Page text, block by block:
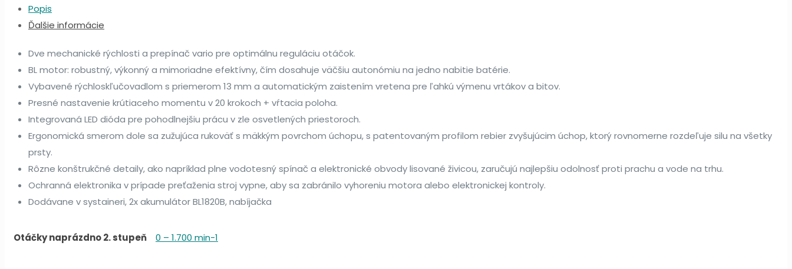
Popis
Ďalšie informácie
Dve mechanické rýchlosti a prepínač vario pre optimálnu reguláciu otáčok.
BL motor: robustný, výkonný a mimoriadne efektívny, čím dosahuje väčšiu autonómiu na jedno nabitie batérie.
Vybavené rýchloskľučovadlom s priemerom 13 mm a automatickým zaistením vretena pre ľahkú výmenu vrtákov a bitov.
Presné nastavenie krútiaceho momentu v 20 krokoch + vŕtacia poloha.
Integrovaná LED dióda pre pohodlnejšiu prácu v zle osvetlených priestoroch.
Ergonomická smerom dole sa zužujúca rukoväť s mäkkým povrchom úchopu, s patentovaným profilom rebier zvyšujúcim úchop, ktorý rovnomerne rozdeľuje silu na všetky
prsty.
Rôzne konštrukčné detaily, ako napríklad plne vodotesný spínač a elektronické obvody lisované živicou, zaručujú najlepšiu odolnosť proti prachu a vode na trhu.
Ochranná elektronika v prípade preťaženia stroj vypne, aby sa zabránilo vyhoreniu motora alebo elektronickej kontroly.
Dodávane v systaineri, 2x akumulátor BL1820B, nabíjačka
Otáčky naprázdno 2. stupeň 0 – 1.700 min-1